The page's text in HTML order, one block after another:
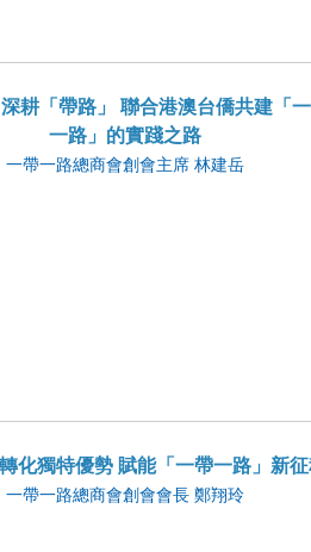
耕「帶路」 聯合港澳台僑共建「
一路」的實踐之路
一帶一路總商會創會主席 林建岳
化獨特優勢 賦能「一帶一路」新
一帶一路總商會創會會長 鄭翔玲